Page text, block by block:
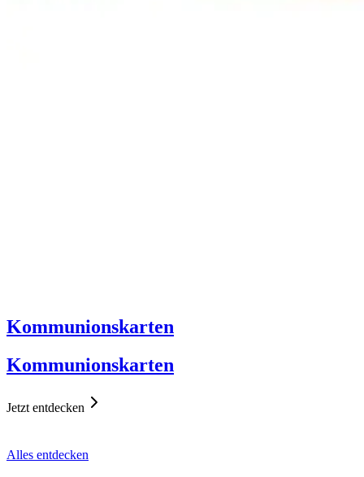
Kommunionskarten
Kommunionskarten
Jetzt entdecken
Alles entdecken